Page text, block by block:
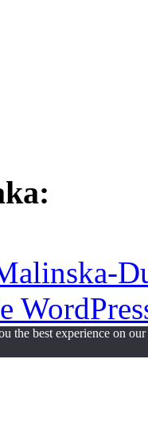
the best experience on